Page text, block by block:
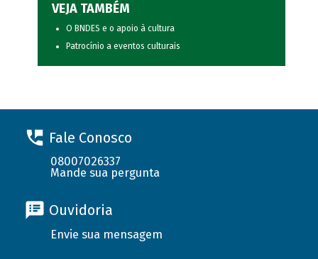
VEJA TAMBÉM
O BNDES e o apoio à cultura
Patrocínio a eventos culturais
Fale Conosco
08007026337
Mande sua pergunta
Ouvidoria
Envie sua mensagem